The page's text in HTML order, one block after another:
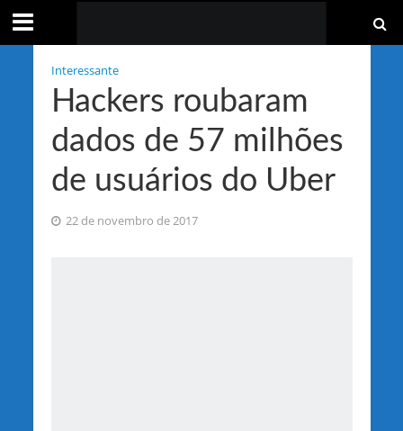
Interessante
Hackers roubaram
dados de 57 milhões
de usuários do Uber
22 de novembro de 2017